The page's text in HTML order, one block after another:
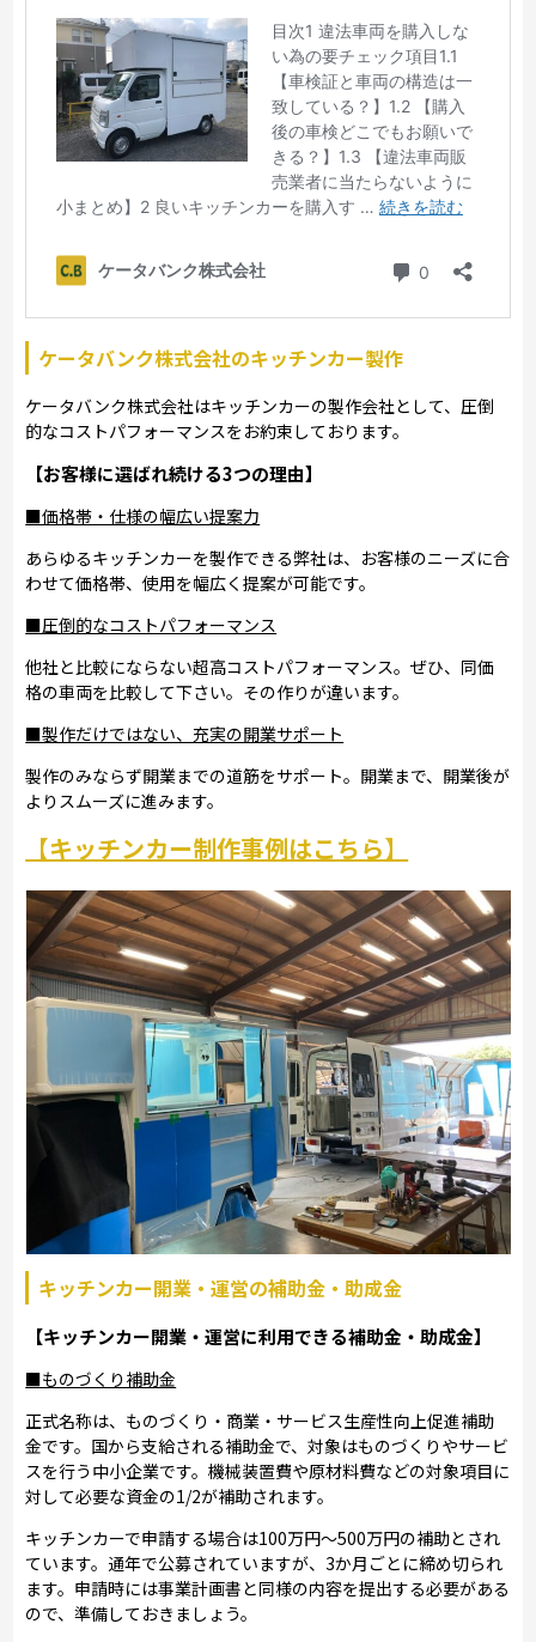
ケータバンク株式会社のキッチンカー製作
ケータバンク株式会社はキッチンカーの製作会社として、圧倒
的なコストパフォーマンスをお約束しております。
【お客様に選ばれ続ける3つの理由】
■価格帯・仕様の幅広い提案力
あらゆるキッチンカーを製作できる弊社は、お客様のニーズに合
わせて価格帯、使用を幅広く提案が可能です。
■圧倒的なコストパフォーマンス
他社と比較にならない超高コストパフォーマンス。ぜひ、同価
格の車両を比較して下さい。その作りが違います。
■製作だけではない、充実の開業サポート
製作のみならず開業までの道筋をサポート。開業まで、開業後が
よりスムーズに進みます。
【キッチンカー制作事例はこちら】
キッチンカー開業・運営の補助金・助成金
【キッチンカー開業・運営に利用できる補助金・助成金】
■ものづくり補助金
正式名称は、ものづくり・商業・サービス生産性向上促進補助
金です。国から支給される補助金で、対象はものづくりやサービ
スを行う中小企業です。機械装置費や原材料費などの対象項目に
対して必要な資金の1/2が補助されます。
キッチンカーで申請する場合は100万円～500万円の補助とされ
ています。通年で公募されていますが、3か月ごとに締め切られ
ます。申請時には事業計画書と同様の内容を提出する必要がある
ので、準備しておきましょう。